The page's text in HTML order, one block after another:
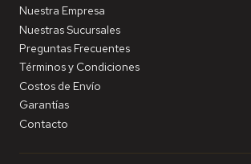
Nuestra Empresa
Nuestras Sucursales
Preguntas Frecuentes
Términos y Condiciones
Costos de Envío
Garantías
Contacto